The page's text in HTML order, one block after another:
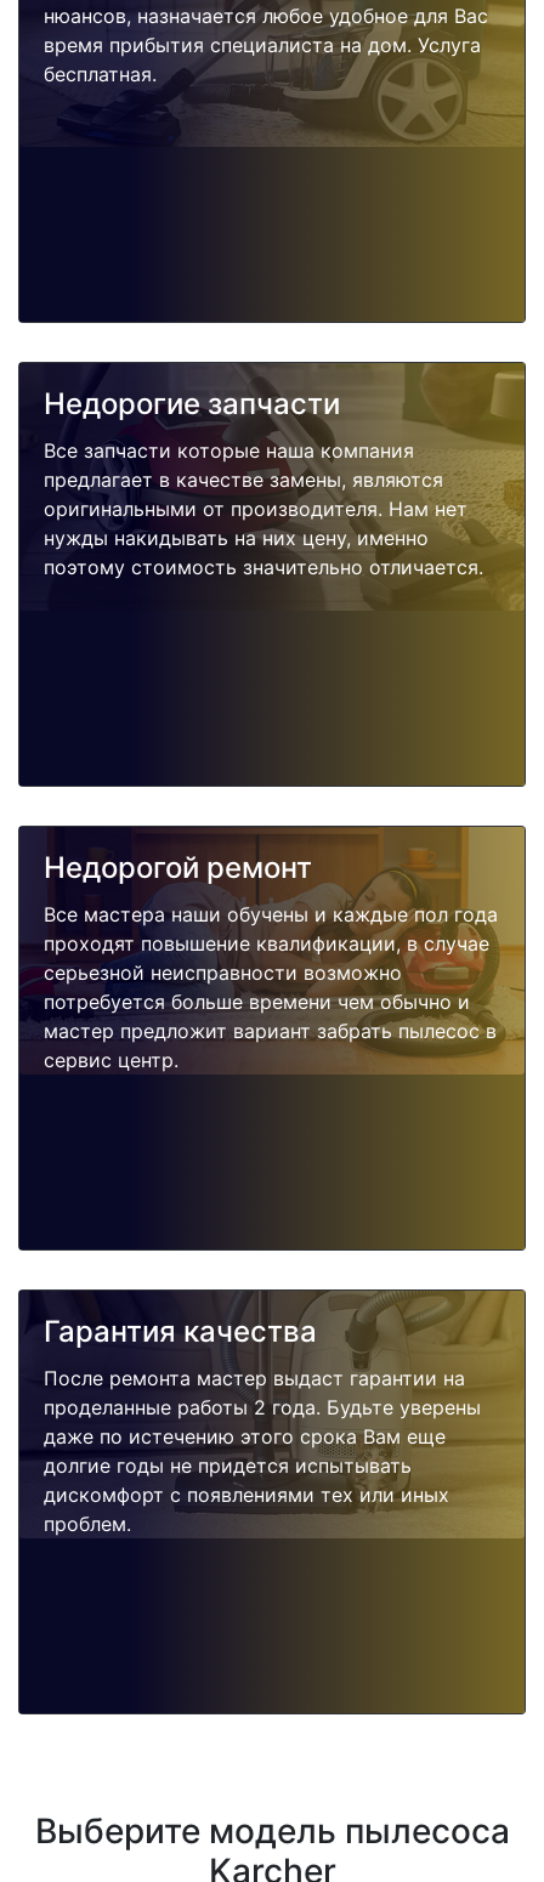
нюансов, назначается любое удобное для Вас
время прибытия специалиста на дом. Услуга
бесплатная.
Недорогие запчасти
Все запчасти которые наша компания
предлагает в качестве замены, являются
оригинальными от производителя. Нам нет
нужды накидывать на них цену, именно
поэтому стоимость значительно отличается.
Недорогой ремонт
Все мастера наши обучены и каждые пол года
проходят повышение квалификации, в случае
серьезной неисправности возможно
потребуется больше времени чем обычно и
мастер предложит вариант забрать пылесос в
сервис центр.
Гарантия качества
После ремонта мастер выдаст гарантии на
проделанные работы 2 года. Будьте уверены
даже по истечению этого срока Вам еще
долгие годы не придется испытывать
дискомфорт с появлениями тех или иных
проблем.
Выберите модель пылесоса
Karcher